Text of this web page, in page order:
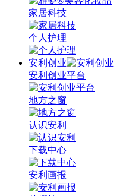
家居科技
个人护理
安利创业
安利创业平台
地方之窗
认识安利
下载中心
安利画报